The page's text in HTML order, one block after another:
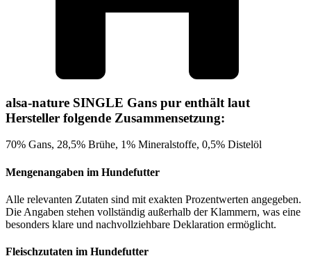
alsa-nature SINGLE Gans pur enthält laut
Hersteller folgende Zusammensetzung:
70% Gans, 28,5% Brühe, 1% Mineralstoffe, 0,5% Distelöl
Mengenangaben im Hundefutter
Alle relevanten Zutaten sind mit exakten Prozentwerten angegeben.
Die Angaben stehen vollständig außerhalb der Klammern, was eine
besonders klare und nachvollziehbare Deklaration ermöglicht.
Fleischzutaten im Hundefutter